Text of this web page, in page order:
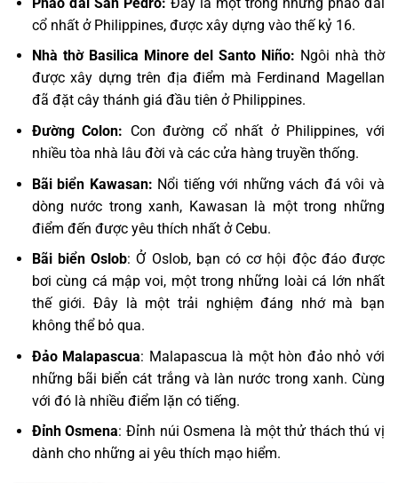
cổ nhất ở Philippines, được xây dựng vào thế kỷ 16.
Nhà thờ Basilica Minore del Santo Niño: Ngôi nhà thờ
được xây dựng trên địa điểm mà Ferdinand Magellan
đã đặt cây thánh giá đầu tiên ở Philippines.
Đường Colon: Con đường cổ nhất ở Philippines, với
nhiều tòa nhà lâu đời và các cửa hàng truyền thống.
Bãi biển Kawasan: Nổi tiếng với những vách đá vôi và
dòng nước trong xanh, Kawasan là một trong những
điểm đến được yêu thích nhất ở Cebu.
Bãi biển Oslob: Ở Oslob, bạn có cơ hội độc đáo được
bơi cùng cá mập voi, một trong những loài cá lớn nhất
thế giới. Đây là một trải nghiệm đáng nhớ mà bạn
không thể bỏ qua.
Đảo Malapascua: Malapascua là một hòn đảo nhỏ với
những bãi biển cát trắng và làn nước trong xanh. Cùng
với đó là nhiều điểm lặn có tiếng.
Đỉnh Osmena: Đỉnh núi Osmena là một thử thách thú vị
dành cho những ai yêu thích mạo hiểm.